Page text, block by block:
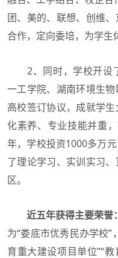
团、美的、联想、创维
合作，定向委培，为学生
2、同时，学校开设
一工学院、湖南环境生
高校签订协议，成就学
化素养、专业技能并重
年，学校投资1000多万
了理论学习、实训实习
区。
近五年获得主要荣誉：
为“娄底市优秀民办学校
育重大建设项目单位”“